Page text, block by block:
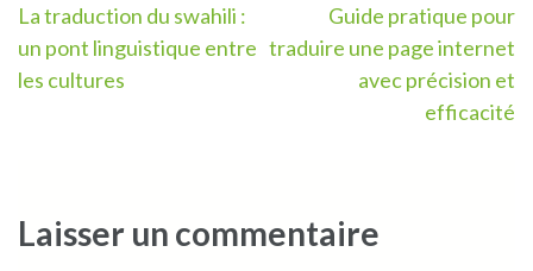
Navigation
de
La traduction du swahili :
un pont linguistique entre
les cultures
Guide pratique pour
traduire une page internet
avec précision et
efficacité
Laisser un commentaire